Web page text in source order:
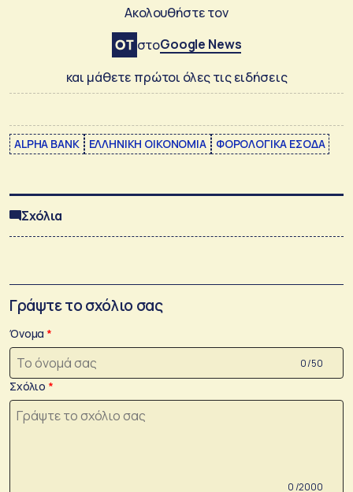
Ακολουθήστε τον
στοGoogle News
και μάθετε πρώτοι όλες τις ειδήσεις
ALPHA BANK ΕΛΛΗΝΙΚΗ ΟΙΚΟΝΟΜΙΑ ΦΟΡΟΛΟΓΙΚΑ ΕΣΟΔΑ
Σχόλια
Γράψτε το σχόλιο σας
Όνομα
0 /50
Σχόλιο
0 /2000